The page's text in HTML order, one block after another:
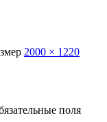
2000 × 1220
поля